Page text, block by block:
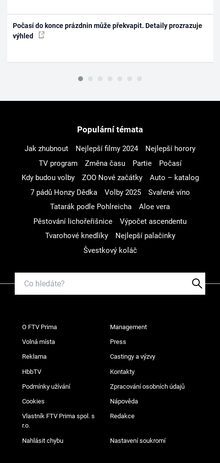
Počasí do konce prázdnin může překvapit. Detaily prozrazuje
výhled
Populární témata
Jak zhubnout Nejlepší filmy 2024
Nejlepší horory
TV program
Změna času Partie
Počasí
Kdy budou volby
ZOO Nové začátky
Auto – katalog
7 pádů Honzy Dědka
Volby 2025
Svařené víno
Tatarák podle Pohlreicha
Aloe vera
Pěstování lichořeřišnice
Výpočet ascendentu
Tvarohové knedlíky
Nejlepší palačinky
Švestkový koláč
O FTV Prima Management
Volná místa Press
Reklama Castingy a výzvy
HbbTV Kontakty
Podmínky užívání Zpracování osobních údajů
Cookies Nápověda
Vlastník FTV Prima spol. s
r.o.
Redakce
Nahlásit chybu Nastavení soukromí